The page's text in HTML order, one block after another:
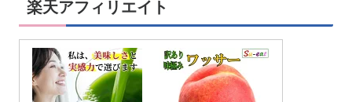
楽天アフィリエイト